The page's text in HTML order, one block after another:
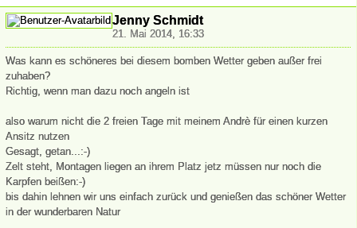
Jenny Schmidt
21. Mai 2014, 16:33
Was kann es schöneres bei diesem bomben Wetter geben außer frei
zuhaben?
Richtig, wenn man dazu noch angeln ist
also warum nicht die 2 freien Tage mit meinem Andrè für einen kurzen
Ansitz nutzen
Gesagt, getan...:-)
Zelt steht, Montagen liegen an ihrem Platz jetz müssen nur noch die
Karpfen beißen:-)
bis dahin lehnen wir uns einfach zurück und genießen das schöner Wetter
in der wunderbaren Natur